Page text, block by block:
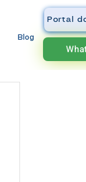
Blog
Portal